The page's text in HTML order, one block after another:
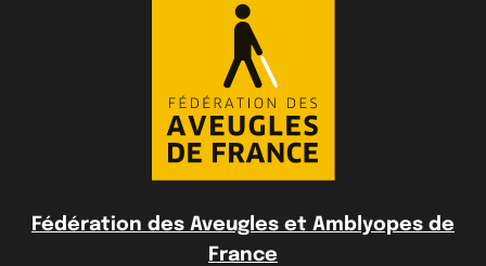
Fédération des Aveugles et Amblyopes de
France